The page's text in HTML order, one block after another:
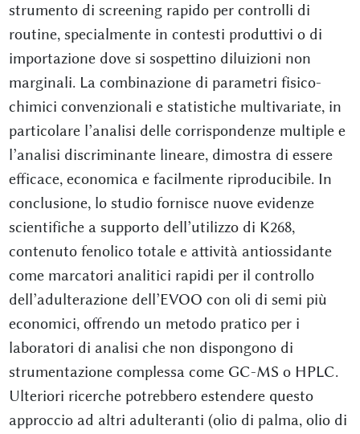
strumento di screening rapido per controlli di
routine, specialmente in contesti produttivi o di
importazione dove si sospettino diluizioni non
marginali. La combinazione di parametri fisico-
chimici convenzionali e statistiche multivariate, in
particolare l’analisi delle corrispondenze multiple e
l’analisi discriminante lineare, dimostra di essere
efficace, economica e facilmente riproducibile. In
conclusione, lo studio fornisce nuove evidenze
scientifiche a supporto dell’utilizzo di K268,
contenuto fenolico totale e attività antiossidante
come marcatori analitici rapidi per il controllo
dell’adulterazione dell’EVOO con oli di semi più
economici, offrendo un metodo pratico per i
laboratori di analisi che non dispongono di
strumentazione complessa come GC-MS o HPLC.
Ulteriori ricerche potrebbero estendere questo
approccio ad altri adulteranti (olio di palma, olio di